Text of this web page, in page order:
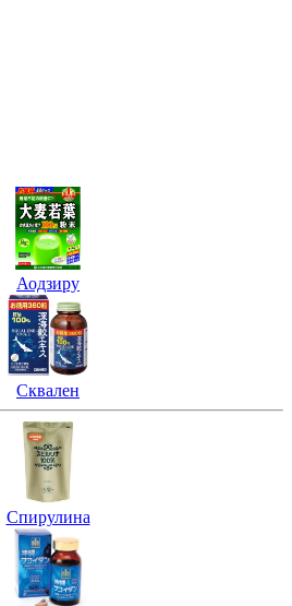
Аодзиру
Сквален
Спирулина